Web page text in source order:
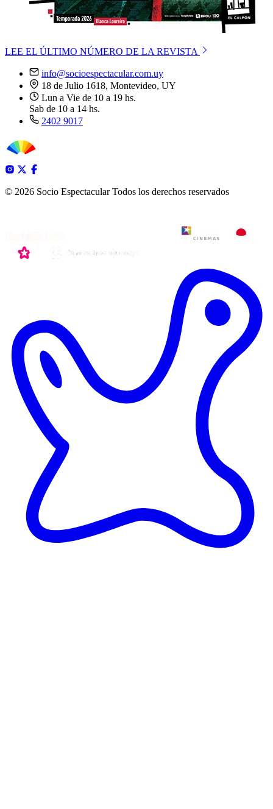
LEE EL ÚLTIMO NÚMERO DE LA REVISTA
info@socioespectacular.com.uy
18 de Julio 1618, Montevideo, UY
Lun a Vie de 10 a 19 hs.
Sab de 10 a 14 hs.
2402 9017
© 2026 Socio Espectacular Todos los derechos reservados